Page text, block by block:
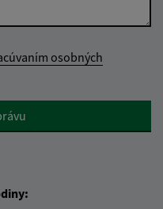
osobných